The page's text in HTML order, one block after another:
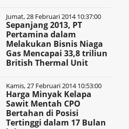
Jumat, 28 Februari 2014 10:37:00
Sepanjang 2013, PT
Pertamina dalam
Melakukan Bisnis Niaga
Gas Mencapai 33,8 triliun
British Thermal Unit
Kamis, 27 Februari 2014 10:53:00
Harga Minyak Kelapa
Sawit Mentah CPO
Bertahan di Posisi
Tertinggi dalam 17 Bulan